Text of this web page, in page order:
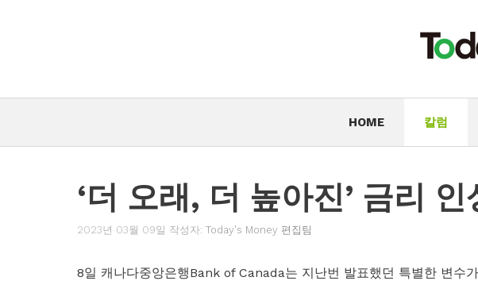
기
HOME 칼럼
‘더 오래, 더 높아진’ 금리 인
2023년 03월 09일 작성자: Today's Money 편집팀
8일 캐나다중앙은행Bank of Canada는 지난번 발표했던 특별한 변수